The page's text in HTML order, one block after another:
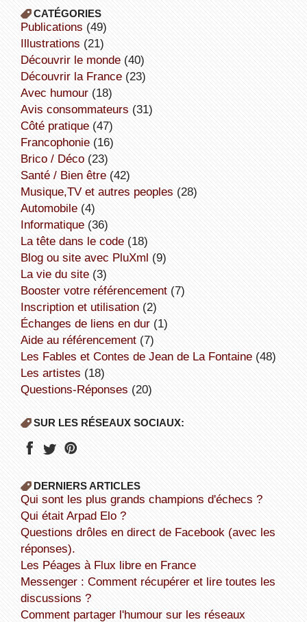
CATÉGORIES
publications (49)
illustrations (21)
découvrir le monde(40)
découvrir la France(23)
avec humour(18)
avis consommateurs (31)
côté pratique(47)
Francophonie(16)
Brico / Déco(23)
Santé / Bien être(42)
Musique,TV et autres peoples (28)
Automobile(4)
informatique(36)
la tête dans le code(18)
Blog ou site avec PluXml (9)
la vie du site(3)
booster votre référencement(7)
inscription et utilisation(2)
échanges de liens en dur(1)
aide au référencement(7)
Les Fables et Contes de Jean de La Fontaine(48)
Les artistes (18)
Questions-Réponses (20)
SUR LES RÉSEAUX SOCIAUX:
DERNIERS ARTICLES
Qui sont les plus grands champions d'échecs ?
Qui était Arpad Elo ?
Questions drôles en direct de Facebook (avec les
réponses).
Les Péages à Flux libre en France
Messenger : Comment récupérer et lire toutes les
discussions ?
Comment partager l'humour sur les réseaux